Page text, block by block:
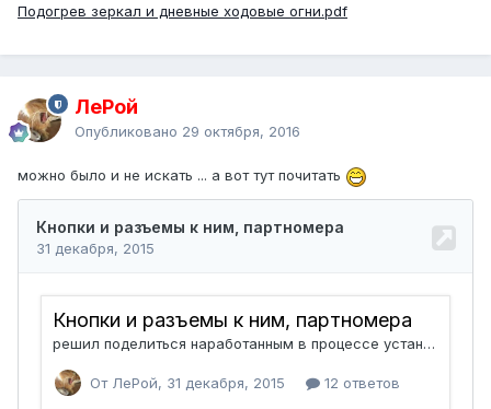
Подогрев зеркал и дневные ходовые огни.pdf
ЛеРой
Опубликовано 29 октября, 2016
можно было и не искать ... а вот тут почитать